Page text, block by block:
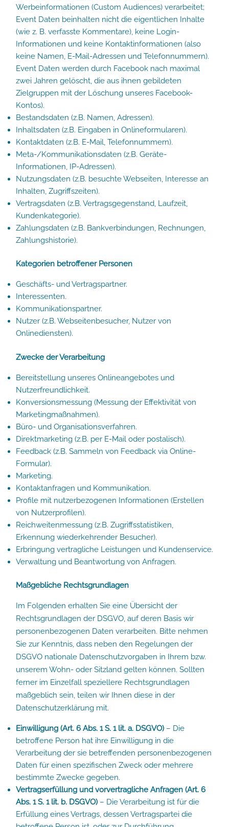
Werbeinformationen (Custom Audiences) verarbeitet;
Event Daten beinhalten nicht die eigentlichen Inhalte
(wie z. B. verfasste Kommentare), keine Login-
Informationen und keine Kontaktinformationen (also
keine Namen, E-Mail-Adressen und Telefonnummern).
Event Daten werden durch Facebook nach maximal
zwei Jahren gelöscht, die aus ihnen gebildeten
Zielgruppen mit der Löschung unseres Facebook-
Kontos).
Bestandsdaten (z.B. Namen, Adressen).
Inhaltsdaten (z.B. Eingaben in Onlineformularen).
Kontaktdaten (z.B. E-Mail, Telefonnummern).
Meta-/Kommunikationsdaten (z.B. Geräte-
Informationen, IP-Adressen).
Nutzungsdaten (z.B. besuchte Webseiten, Interesse an
Inhalten, Zugriffszeiten).
Vertragsdaten (z.B. Vertragsgegenstand, Laufzeit,
Kundenkategorie).
Zahlungsdaten (z.B. Bankverbindungen, Rechnungen,
Zahlungshistorie).
Kategorien betroffener Personen
Geschäfts- und Vertragspartner.
Interessenten.
Kommunikationspartner.
Nutzer (z.B. Webseitenbesucher, Nutzer von
Onlinediensten).
Zwecke der Verarbeitung
Bereitstellung unseres Onlineangebotes und
Nutzerfreundlichkeit.
Konversionsmessung (Messung der Effektivität von
Marketingmaßnahmen).
Büro- und Organisationsverfahren.
Direktmarketing (z.B. per E-Mail oder postalisch).
Feedback (z.B. Sammeln von Feedback via Online-
Formular).
Marketing.
Kontaktanfragen und Kommunikation.
Profile mit nutzerbezogenen Informationen (Erstellen
von Nutzerprofilen).
Reichweitenmessung (z.B. Zugriffsstatistiken,
Erkennung wiederkehrender Besucher).
Erbringung vertragliche Leistungen und Kundenservice.
Verwaltung und Beantwortung von Anfragen.
Maßgebliche Rechtsgrundlagen
Im Folgenden erhalten Sie eine Übersicht der
Rechtsgrundlagen der DSGVO, auf deren Basis wir
personenbezogenen Daten verarbeiten. Bitte nehmen
Sie zur Kenntnis, dass neben den Regelungen der
DSGVO nationale Datenschutzvorgaben in Ihrem bzw.
unserem Wohn- oder Sitzland gelten können. Sollten
ferner im Einzelfall speziellere Rechtsgrundlagen
maßgeblich sein, teilen wir Ihnen diese in der
Datenschutzerklärung mit.
Einwilligung (Art. 6 Abs. 1 S. 1 lit. a. DSGVO) – Die
betroffene Person hat ihre Einwilligung in die
Verarbeitung der sie betreffenden personenbezogenen
Daten für einen spezifischen Zweck oder mehrere
bestimmte Zwecke gegeben.
Vertragserfüllung und vorvertragliche Anfragen (Art. 6
Abs. 1 S. 1 lit. b. DSGVO) – Die Verarbeitung ist für die
Erfüllung eines Vertrags, dessen Vertragspartei die